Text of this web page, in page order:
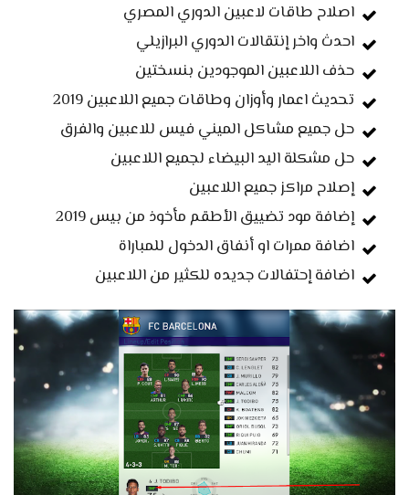
اصلاح طاقات لاعبين الدوري المصري
احدث واخر إنتقالات الدوري البرازيلي
حذف اللاعبين الموجودين بنسختين
تحديث اعمار وأوزان وطاقات جميع اللاعبين 2019
حل جميع مشاكل الميني فيس للاعبين والفرق
حل مشكلة اليد البيضاء لجميع اللاعبين
إصلاح مراكز جميع اللاعبين
إضافة مود تضييق الأطقم مأخوذ من بيس 2019
اضافة ممرات او أنفاق الدخول للمباراة
اضافة إحتفالات جديده للكثير من اللاعبين